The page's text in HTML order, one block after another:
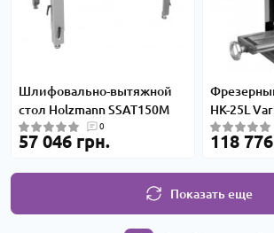
Шлифовально-вытяжной
стол Holzmann SSAT150M
0
57 046 грн.
HK-25L
118
Показать еще